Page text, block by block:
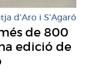
d'Aro i S'Agaró
de 800
edició de